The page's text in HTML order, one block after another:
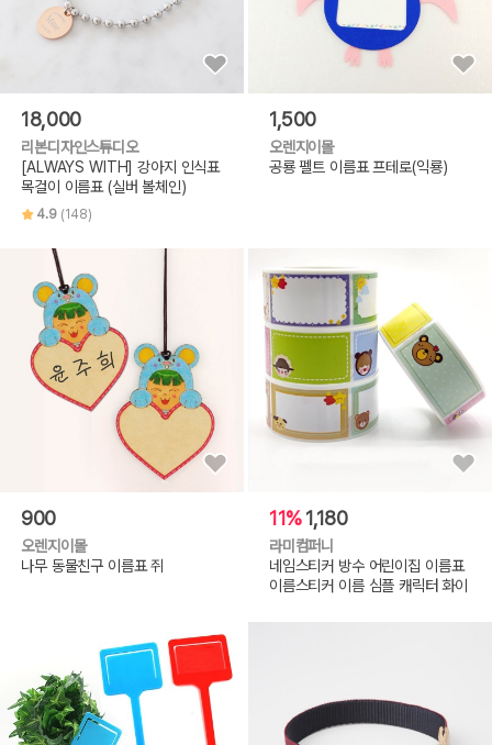
18,000
리본디자인스튜디오
[ALWAYS WITH] 강아지 인식표
목걸이 이름표 (실버 볼체인)
4.9 (148)
1,500
오렌지이몰
공룡 펠트 이름표 프테로(익룡)
900
오렌지이몰
나무 동물친구 이름표 쥐
11%1,180
라미컴퍼니
네임스티커 방수 어린이집 이름표
이름스티커 이름 심플 캐릭터 화이